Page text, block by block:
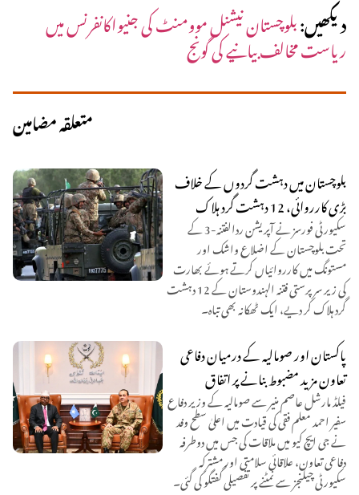
دیکھیں:بلوچستان نیشنل موومنٹ کی جنیواکانفرنس میں
ریاست مخالف بیانیے کی گونج
متعلقہ مضامین
بلوچستان میں دہشت گردوں کے خلاف
بڑی کارروائی، 12 دہشت گرد ہلاک
سکیورٹی فورسز نے آپریشن ردالفتنہ-3 کے
تحت بلوچستان کے اضلاع واشک اور
مستونگ میں کارروائیاں کرتے ہوئے بھارت
کی زیر سرپرستی فتنہ الہندوستان کے 12 دہشت
گرد ہلاک کر دیے، ایک ٹھکانہ بھی تباہ۔
پاکستان اور صومالیہ کے درمیان دفاعی
تعاون مزید مضبوط بنانے پر اتفاق
فیلڈ مارشل عاصم منیر سے صومالیہ کے وزیر دفاع
سفیر احمد معلم فقی کی قیادت میں اعلیٰ سطح وفد
نے جی ایچ کیو میں ملاقات کی جس میں دوطرفہ
دفاعی تعاون، علاقائی سلامتی اور مشترکہ
سکیورٹی چیلنجز سے نمٹنے پر تفصیلی گفتگو کی گئی۔